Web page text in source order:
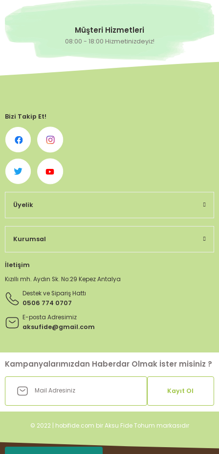
Müşteri Hizmetleri
08:00 - 18:00 Hizmetinizdeyiz!
Bizi Takip Et!
Üyelik
Kurumsal
İletişim
Kızıllı mh. Aydın Sk. No:29 Kepez Antalya
Destek ve Sipariş Hattı
0506 774 0707
E-posta Adresimiz
aksufide@gmail.com
Kampanyalarımızdan Haberdar Olmak İster misiniz ?
Kayıt Ol
© 2022 | hobifide.com bir Aksu Fide Tohum markasıdır